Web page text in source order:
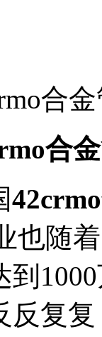
合
合
也随
到
反复复